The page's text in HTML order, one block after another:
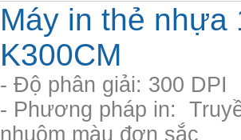
Máy in thẻ nhựa
K300CM
- Độ phân giải: 300 DPI
- Phương pháp in:
nhuộm màu đơn sắc